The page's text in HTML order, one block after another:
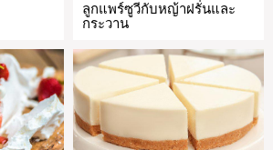
ลูกแพร์ซูวีกับหญ้าฝรั่นและ
กระวาน